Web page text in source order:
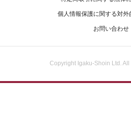
個人情報保護に関する対外
お問い合わせ
Copyright Igaku-Shoin Ltd.